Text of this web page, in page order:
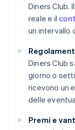
Diners Club.
reale e il
un intervallo
Diners Club
giorno o
ricevono un
delle
Premi e